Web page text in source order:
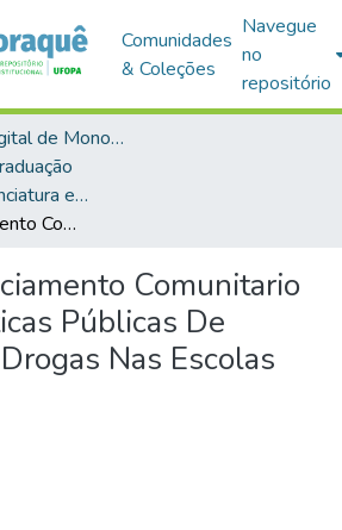
Comunidades
& Coleções
Navegue
no
repositório
Biblioteca Digital de Monografias (BDM)
ICED - TCC - Licenciatura em Geografia
Proerd E Policiamento Comunitario Escolar: Políticas Públicas De Combate As Drogas Nas Escolas
Comunitario
Públicas De
Nas Escolas